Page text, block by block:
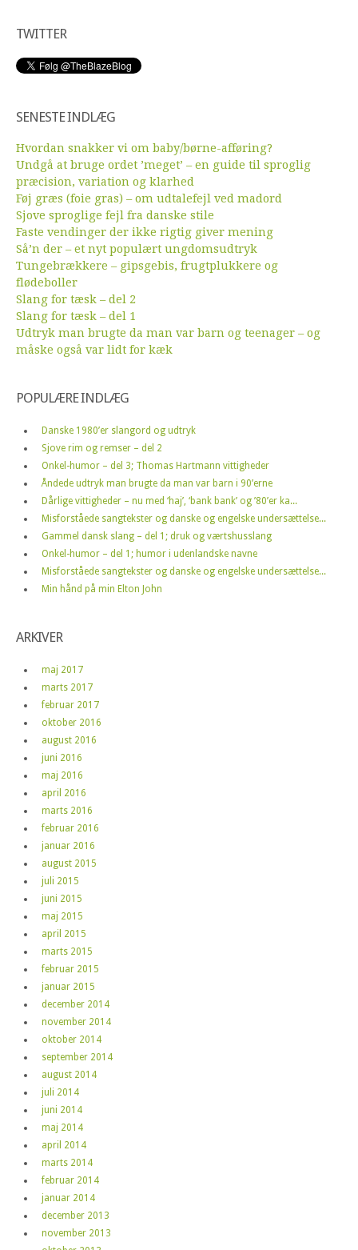
TWITTER
SENESTE INDLÆG
Hvordan snakker vi om baby/børne-afføring?
Undgå at bruge ordet ’meget’ – en guide til sproglig
præcision, variation og klarhed
Føj græs (foie gras) – om udtalefejl ved madord
Sjove sproglige fejl fra danske stile
Faste vendinger der ikke rigtig giver mening
Så’n der – et nyt populært ungdomsudtryk
Tungebrækkere – gipsgebis, frugtplukkere og
flødeboller
Slang for tæsk – del 2
Slang for tæsk – del 1
Udtryk man brugte da man var barn og teenager – og
måske også var lidt for kæk
POPULÆRE INDLÆG
Danske 1980’er slangord og udtryk
Sjove rim og remser – del 2
Onkel-humor – del 3; Thomas Hartmann vittigheder
Åndede udtryk man brugte da man var barn i 90’erne
Dårlige vittigheder – nu med ‘haj’, ‘bank bank’ og ’80’er ka...
Misforståede sangtekster og danske og engelske undersættelse...
Gammel dansk slang – del 1; druk og værtshusslang
Onkel-humor – del 1; humor i udenlandske navne
Misforståede sangtekster og danske og engelske undersættelse...
Min hånd på min Elton John
ARKIVER
maj 2017
marts 2017
februar 2017
oktober 2016
august 2016
juni 2016
maj 2016
april 2016
marts 2016
februar 2016
januar 2016
august 2015
juli 2015
juni 2015
maj 2015
april 2015
marts 2015
februar 2015
januar 2015
december 2014
november 2014
oktober 2014
september 2014
august 2014
juli 2014
juni 2014
maj 2014
april 2014
marts 2014
februar 2014
januar 2014
december 2013
november 2013